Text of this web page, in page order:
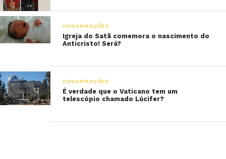
CONSPIRAÇÕES
Igreja do Satã comemora o nascimento do
Anticristo! Será?
CONSPIRAÇÕES
É verdade que o Vaticano tem um
telescópio chamado Lúcifer?